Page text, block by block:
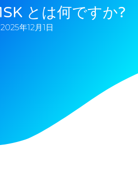
とは何ですか?
2025年12月1日